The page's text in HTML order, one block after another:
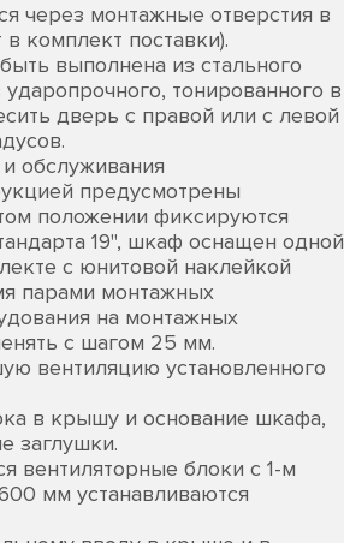
через монтажные отверстия в
комплект поставки).
выполнена из стального
тонированного в
дверь с правой или с левой
обслуживания
предусмотрены
положении фиксируются
19", шкаф оснащен одной
с юнитовой наклейкой
парами монтажных
на монтажных
с шагом 25 мм.
вентиляцию установленного
в крышу и основание шкафа,
заглушки.
вентиляторные блоки с 1-м
мм устанавливаются